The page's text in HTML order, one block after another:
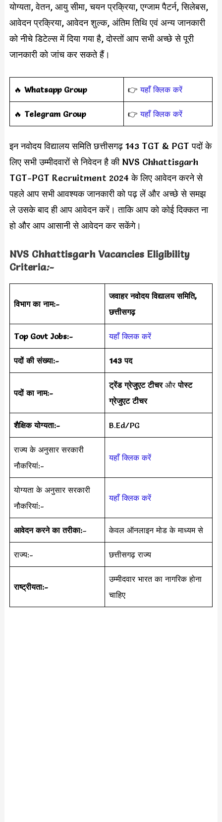
योग्यता, वेतन, आयु सीमा, चयन प्रक्रिया, एग्जाम पैटर्न, सिलेबस,
आवेदन प्रक्रिया, आवेदन शुल्क, अंतिम तिथि एवं अन्य जानकारी
को नीचे डिटेल्स में दिया गया है, दोस्तों आप सभी अच्छे से पूरी
जानकारी को जांच कर सकते हैं।
‎️‍🔥 Whatsapp Group 👉यहाँ क्लिक करें
‎️‍🔥 Telegram Group 👉यहाँ क्लिक करें
इन नवोदय विद्यालय समिति छत्तीसगढ़ 143 TGT & PGT पदों के
लिए सभी उम्मीदवारों से निवेदन है की NVS Chhattisgarh
TGT-PGT Recruitment 2024 के लिए आवेदन करने से
पहले आप सभी आवश्यक जानकारी को पढ़ लें और अच्छे से समझ
ले उसके बाद ही आप आवेदन करें। ताकि आप को कोई दिक्कत ना
हो और आप आसानी से आवेदन कर सकेंगे।
NVS Chhattisgarh Vacancies Eligibility
Criteria:-
विभाग का नाम:-
जवाहर नवोदय विद्यालय समिति,
छत्तीसगढ़
Top Govt Jobs:- यहाँ क्लिक करें
पदों की संख्या:- 143 पद
पदों का नाम:-
ट्रेंड ग्रेजुएट टीचर औरपोस्ट
ग्रेजुएट टीचर
शैक्षिक योग्यता:- B.Ed/PG
राज्य के अनुसार सरकारी
नौकरियां:-
यहाँ क्लिक करें
योग्यता के अनुसार सरकारी
नौकरियां:-
यहाँ क्लिक करें
आवेदन करने का तरीका:– केवल ऑनलाइन मोड के माध्यम से
राज्य:- छत्तीसगढ़ राज्य
राष्ट्रीयता:-
उम्मीदवार भारत का नागरिक होना
चाहिए